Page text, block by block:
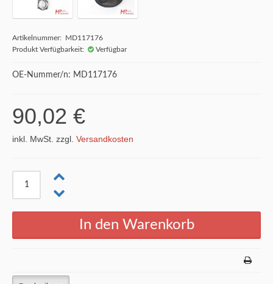
Artikelnummer: MD117176
Produkt Verfügbarkeit:
Verfügbar
OE-Nummer/n: MD117176
90,02 €
inkl. MwSt. zzgl. Versandkosten